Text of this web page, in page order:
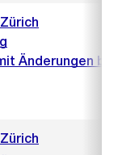
Änderungen bis